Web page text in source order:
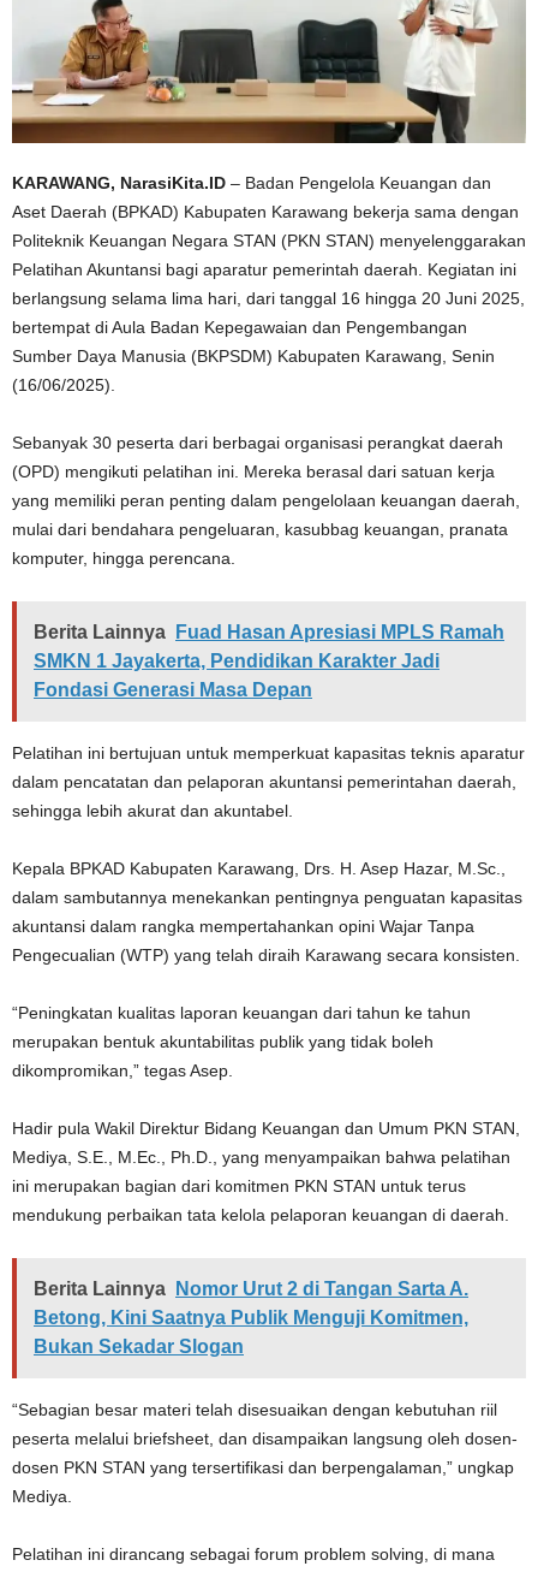
KARAWANG, NarasiKita.ID – Badan Pengelola Keuangan dan
Aset Daerah (BPKAD) Kabupaten Karawang bekerja sama dengan
Politeknik Keuangan Negara STAN (PKN STAN) menyelenggarakan
Pelatihan Akuntansi bagi aparatur pemerintah daerah. Kegiatan ini
berlangsung selama lima hari, dari tanggal 16 hingga 20 Juni 2025,
bertempat di Aula Badan Kepegawaian dan Pengembangan
Sumber Daya Manusia (BKPSDM) Kabupaten Karawang, Senin
(16/06/2025).
Sebanyak 30 peserta dari berbagai organisasi perangkat daerah
(OPD) mengikuti pelatihan ini. Mereka berasal dari satuan kerja
yang memiliki peran penting dalam pengelolaan keuangan daerah,
mulai dari bendahara pengeluaran, kasubbag keuangan, pranata
komputer, hingga perencana.
Berita Lainnya
Fuad Hasan Apresiasi MPLS Ramah
SMKN 1 Jayakerta, Pendidikan Karakter Jadi
Fondasi Generasi Masa Depan
Pelatihan ini bertujuan untuk memperkuat kapasitas teknis aparatur
dalam pencatatan dan pelaporan akuntansi pemerintahan daerah,
sehingga lebih akurat dan akuntabel.
Kepala BPKAD Kabupaten Karawang, Drs. H. Asep Hazar, M.Sc.,
dalam sambutannya menekankan pentingnya penguatan kapasitas
akuntansi dalam rangka mempertahankan opini Wajar Tanpa
Pengecualian (WTP) yang telah diraih Karawang secara konsisten.
“Peningkatan kualitas laporan keuangan dari tahun ke tahun
merupakan bentuk akuntabilitas publik yang tidak boleh
dikompromikan,” tegas Asep.
Hadir pula Wakil Direktur Bidang Keuangan dan Umum PKN STAN,
Mediya, S.E., M.Ec., Ph.D., yang menyampaikan bahwa pelatihan
ini merupakan bagian dari komitmen PKN STAN untuk terus
mendukung perbaikan tata kelola pelaporan keuangan di daerah.
Berita Lainnya
Nomor Urut 2 di Tangan Sarta A.
Betong, Kini Saatnya Publik Menguji Komitmen,
Bukan Sekadar Slogan
“Sebagian besar materi telah disesuaikan dengan kebutuhan riil
peserta melalui briefsheet, dan disampaikan langsung oleh dosen-
dosen PKN STAN yang tersertifikasi dan berpengalaman,” ungkap
Mediya.
Pelatihan ini dirancang sebagai forum problem solving, di mana